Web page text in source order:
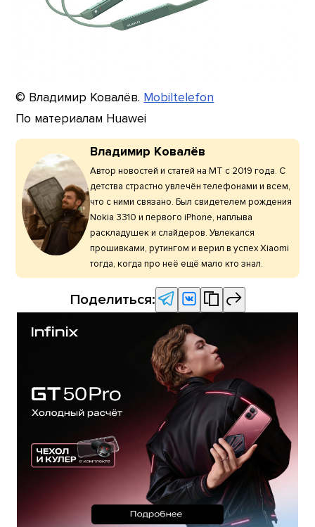
© Владимир Ковалёв. Mobiltelefon
По материалам Huawei
Владимир Ковалёв
Автор новостей и статей на МТ с 2019 года. С
детства страстно увлечён телефонами и всем,
что с ними связано. Был свидетелем рождения
Nokia 3310 и первого iPhone, наплыва
раскладушек и слайдеров. Увлекался
прошивками, рутингом и верил в успех Xiaomi
тогда, когда про неё ещё мало кто знал.
Поделиться: